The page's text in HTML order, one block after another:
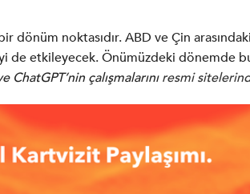
dönüm noktasıdır. ABD ve Çin
de etkileyecek. Önümüzdeki dönemde
ChatGPT’nin çalışmalarınıresmi